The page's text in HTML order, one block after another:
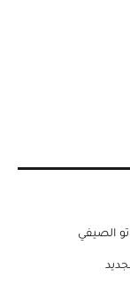
الصيفي